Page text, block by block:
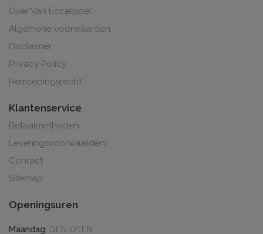
Over Van Eccelpoel
Algemene voorwaarden
Disclaimer
Privacy Policy
Herroepingsrecht
Klantenservice
Betaalmethoden
Leveringsvoorwaarden
Contact
Sitemap
Openingsuren
Maandag: GESLOTEN